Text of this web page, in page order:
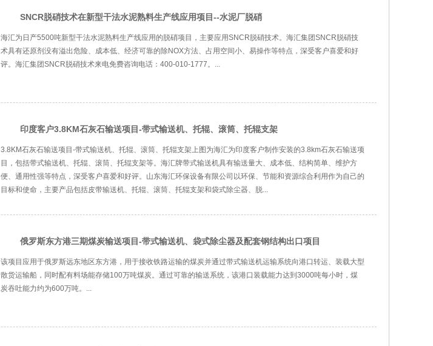
SNCR脱硝技术在新型干法水泥熟料生产线应用项目--水泥厂脱硝
海汇为日产5500吨新型干法水泥熟料生产线应用的脱硝项目，主要应用SNCR脱硝技术。海汇集团SNCR脱硝技
术具有还原剂没有溢出危险、成本低、经济可靠的除NOX方法、占用空间小、易操作等特点，深受客户喜爱和好
评。海汇集团SNCR脱硝技术来电免费咨询电话：400-010-1777。...
印度客户3.8KM石灰石输送项目-带式输送机、托辊、滚筒、托辊支架
3.8KM石灰石输送项目-带式输送机、托辊、滚筒、托辊支架上图为海汇为印度客户制作安装的3.8km石灰石输送项
目，包括带式输送机、托辊、滚筒、托辊支架等。海汇牌带式输送机具有输送量大、成本低、结构简单、维护方
便、通用性强等特点，深受客户喜爱和好评。山东海汇环保设备有限公司以环保、节能和资源综合利用作为自己的
目标和使命，主要产品包括皮带输送机、托辊、滚筒、托辊支架和袋式除尘器、脱...
俄罗斯东方港三期煤炭输送项目-带式输送机、袋式除尘器及配套钢结构出口项目
该项目应用于俄罗斯远东地区东方港，用于接收铁路运输的煤炭并通过带式输送机运输系统向港口转运、装载大型
散货运输船，同时配有料场能存储100万吨煤炭。通过可靠的输送系统，该港口装载能力达到3000吨每小时，煤
炭吞吐能力约为600万吨。...